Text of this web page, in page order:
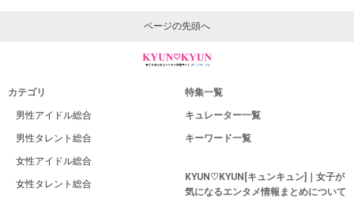
ページの先頭へ
カテゴリ
男性アイドル総合
男性タレント総合
女性アイドル総合
女性タレント総合
特集一覧
キュレーター一覧
キーワード一覧
KYUN♡KYUN[キュンキュン]｜女子が
気になるエンタメ情報まとめについて